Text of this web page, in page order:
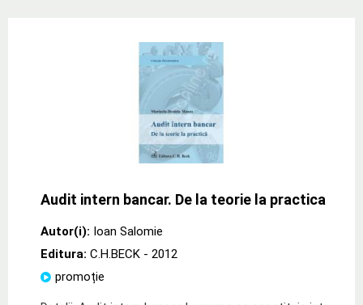
Audit intern bancar. De la teorie la practica
Autor(i): Ioan Salomie
Editura: C.H.BECK - 2012
promoție